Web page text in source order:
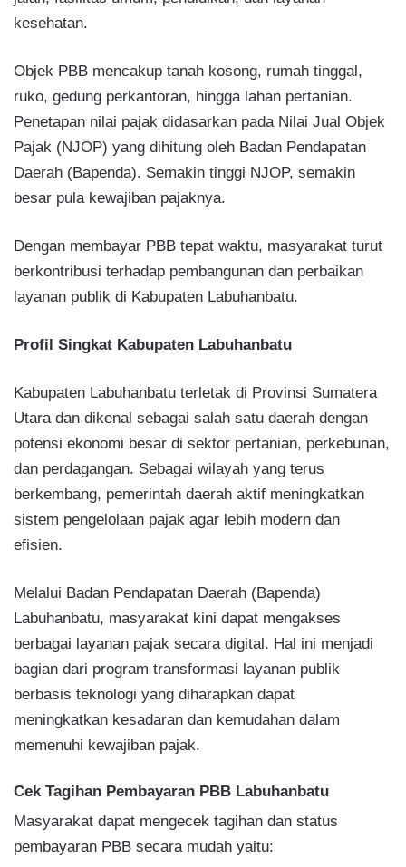
kesehatan.
Objek PBB mencakup tanah kosong, rumah tinggal,
ruko, gedung perkantoran, hingga lahan pertanian.
Penetapan nilai pajak didasarkan pada Nilai Jual Objek
Pajak (NJOP) yang dihitung oleh Badan Pendapatan
Daerah (Bapenda). Semakin tinggi NJOP, semakin
besar pula kewajiban pajaknya.
Dengan membayar PBB tepat waktu, masyarakat turut
berkontribusi terhadap pembangunan dan perbaikan
layanan publik di Kabupaten Labuhanbatu.
Profil Singkat Kabupaten Labuhanbatu
Kabupaten Labuhanbatu terletak di Provinsi Sumatera
Utara dan dikenal sebagai salah satu daerah dengan
potensi ekonomi besar di sektor pertanian, perkebunan,
dan perdagangan. Sebagai wilayah yang terus
berkembang, pemerintah daerah aktif meningkatkan
sistem pengelolaan pajak agar lebih modern dan
efisien.
Melalui Badan Pendapatan Daerah (Bapenda)
Labuhanbatu, masyarakat kini dapat mengakses
berbagai layanan pajak secara digital. Hal ini menjadi
bagian dari program transformasi layanan publik
berbasis teknologi yang diharapkan dapat
meningkatkan kesadaran dan kemudahan dalam
memenuhi kewajiban pajak.
Cek Tagihan Pembayaran PBB Labuhanbatu
Masyarakat dapat mengecek tagihan dan status
pembayaran PBB secara mudah yaitu: